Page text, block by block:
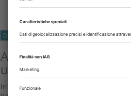
O33 CONSERVATIVA 07 Aprile 2023
Adesione alla dentina:
ultima generazione a
In uno studio in vitro, che verrà